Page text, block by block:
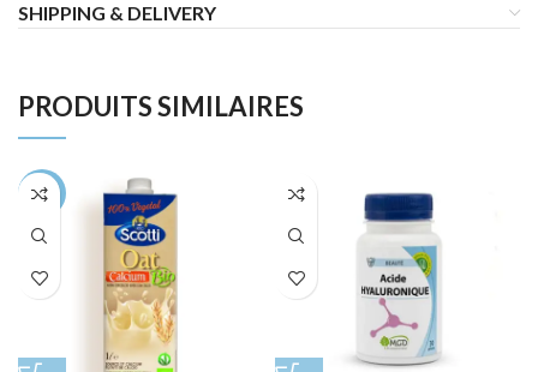
SHIPPING & DELIVERY
PRODUITS SIMILAIRES
-28%